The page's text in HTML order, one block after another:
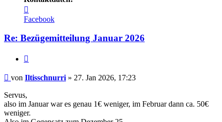
von
Iltisschnurri
Facebook
Re: Bezügemitteilung Januar 2026
Beitrag
von Iltisschnurri » 27. Jan 2026, 17:23
Servus,
also im Januar war es genau 1€ weniger, im Februar dann ca. 50€
weniger.